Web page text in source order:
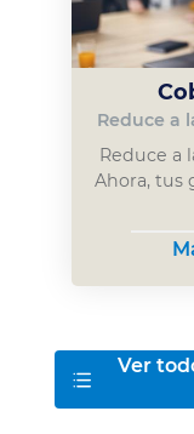
Reduce a
Reduce a
Ahora, tus
Ver